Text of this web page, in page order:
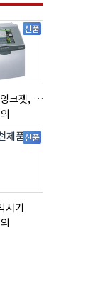
신품
HITACHI 잉크젯, RX2-BD160S
신품
서기